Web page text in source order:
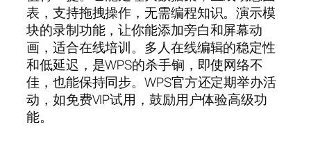
表，支持拖拽操作，无需编程知识。演示模
块的录制功能，让你能添加旁白和屏幕动
画，适合在线培训。多人在线编辑的稳定性
和低延迟，是WPS的杀手锏，即使网络不
佳，也能保持同步。WPS官方还定期举办活
动，如免费VIP试用，鼓励用户体验高级功
能。